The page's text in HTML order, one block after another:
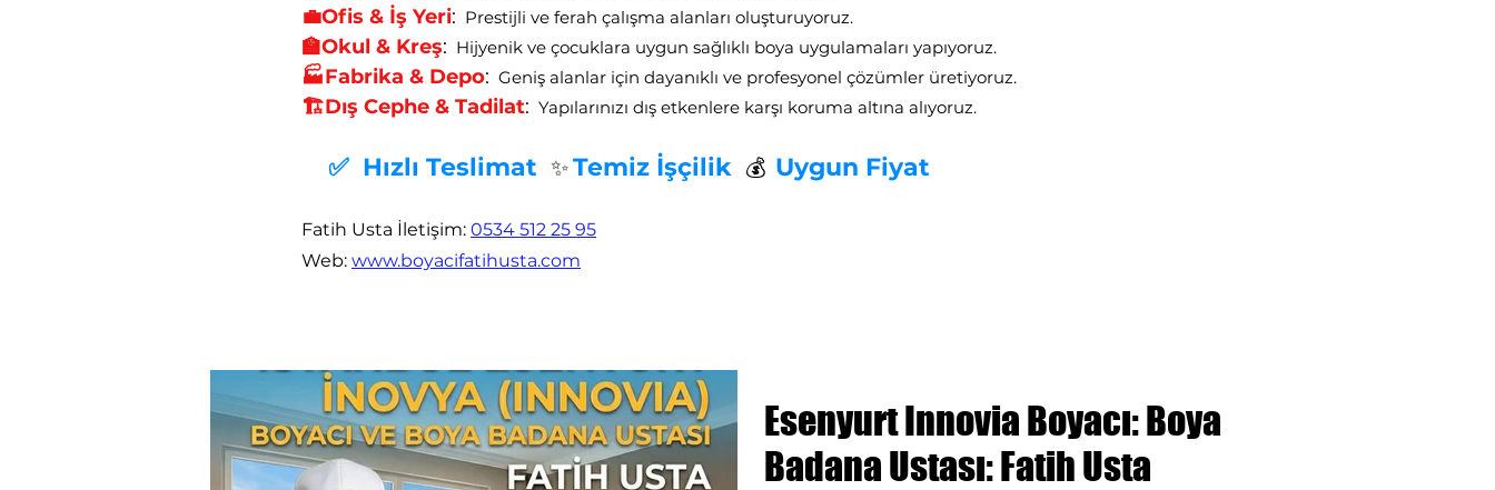
💼Ofis & İş Yeri: Prestijli ve ferah çalışma alanları oluşturuyoruz.
🏫Okul & Kreş: Hijyenik ve çocuklara uygun sağlıklı boya uygulamaları yapıyoruz.
🏭Fabrika & Depo: Geniş alanlar için dayanıklı ve profesyonel çözümler üretiyoruz.
🏗️Dış Cephe & Tadilat: Yapılarınızı dış etkenlere karşı koruma altına alıyoruz.
✅ Hızlı Teslimat ✨Temiz İşçilik 💰 Uygun Fiyat
Fatih Usta İletişim: 0534 512 25 95
Web: www.boyacifatihusta.com
Esenyurt Innovia Boyacı: Boya
Badana Ustası: Fatih Usta